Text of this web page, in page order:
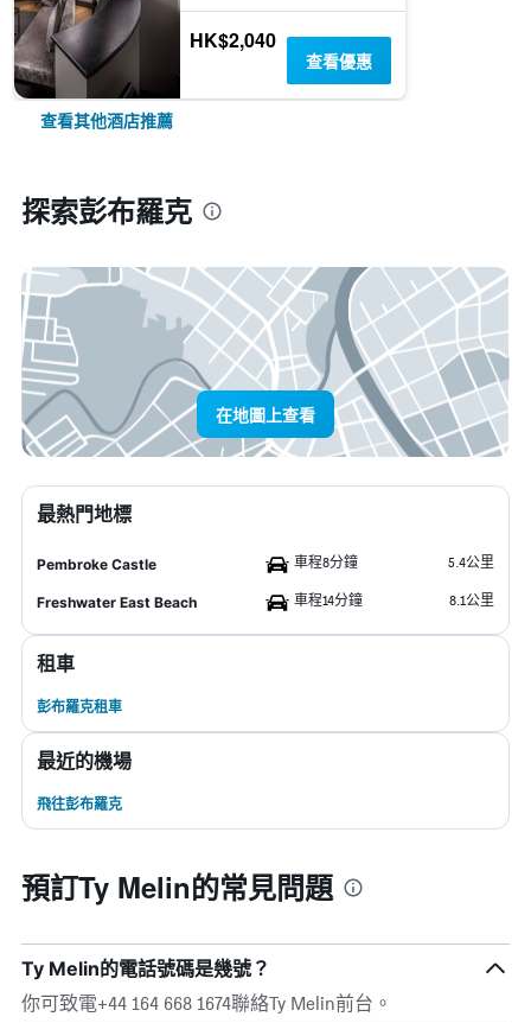
HK$2,040
查看優惠
查看其他酒店推薦
探索彭布羅克
在地圖上查看
最熱門地標
Pembroke Castle 車程8分鐘 5.4公里
Freshwater East Beach 車程14分鐘 8.1公里
租車
彭布羅克租車
最近的機場
飛往彭布羅克
預訂Ty Melin的常見問題
Ty Melin的電話號碼是幾號？
你可致電+44 164 668 1674聯絡Ty Melin前台。